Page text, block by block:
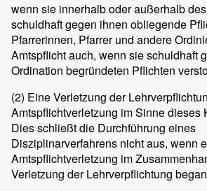
wenn sie innerhalb oder außerhalb
schuldhaft gegen ihnen obliegende
Pfarrerinnen, Pfarrer und andere
Amtspflicht auch, wenn sie schuldhaft
Ordination begründeten Pflichten
(2) Eine Verletzung der
Amtspflichtverletzung im Sinne dieses
Dies schließt die Durchführung eines
Disziplinarverfahrens nicht aus, wenn
Amtspflichtverletzung im
Verletzung der Lehrverpflichtung